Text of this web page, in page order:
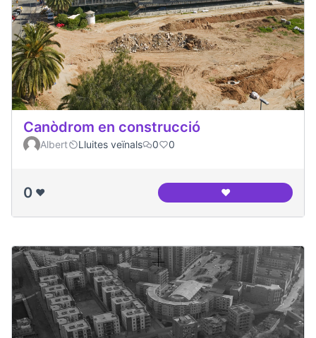
Canòdrom en construcció
Albert Lluites veïnals 0 0
0 ❤️ ❤️Canòdrom en